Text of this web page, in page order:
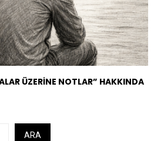
ÜZERİNE NOTLAR” HAKKINDA
ARA